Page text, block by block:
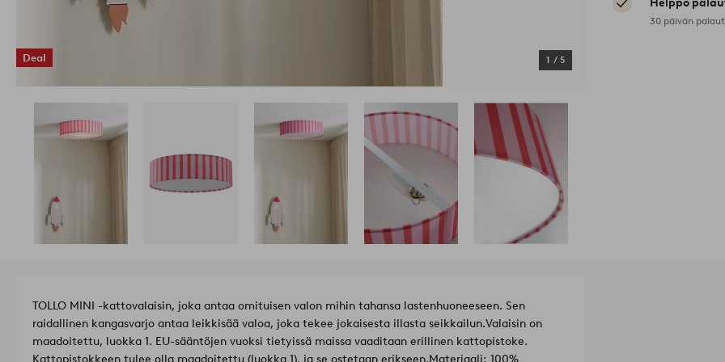
Deal 1 / 5
Helppo
30 päivän
TOLLO MINI -kattovalaisin, joka antaa omituisen valon mihin tahansa lastenhuoneeseen. Sen
raidallinen kangasvarjo antaa leikkisää valoa, joka tekee jokaisesta illasta seikkailun.Valaisin on
maadoitettu, luokka 1. EU-sääntöjen vuoksi tietyissä maissa vaaditaan erillinen kattopistoke.
Kattopistokkeen tulee olla maadoitettu (luokka 1), ja se ostetaan erikseen.Materiaali: 100%